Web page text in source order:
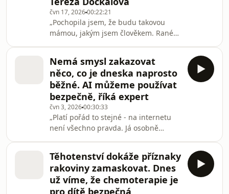
Houpačky můžete pohodlně
poslouchat v mobilní aplikaci
mujRozhlas pro Android a iOS nebo
na webu mujRozhlas.cz.
čvn 17, 202600:22:21
„Pochopila jsem, že budu takovou
mámou, jakým jsem člověkem. Rané
nemám žádné iluze a vím, kde jsou
moje limity a v čem jsem skvělý
člověk,“ říká máma pětileté
Berty.Všechny díly podcastu Houpačky
můžete pohodlně poslouchat v
mobilní aplikaci mujRozhlas pro
Android a iOS nebo na webu
mujRozhlas.cz.
Nemá smysl zakazovat
něco, co je dneska naprosto
běžné. AI můžeme používat
bezpečně, říká expert
čvn 3, 202600:30:33
„Platí pořád to stejné - na internetu
není všechno pravda. Já osobně
je to nepravda. To se dost možná otočí
– budeme se dostávat do situace, kdy
nebudu věřit ničemu, dokud si to
Těhotenství dokáže příznaky
rakoviny zamaskovat. Dnes
už víme, že chemoterapie je
pro dítě bezpečná